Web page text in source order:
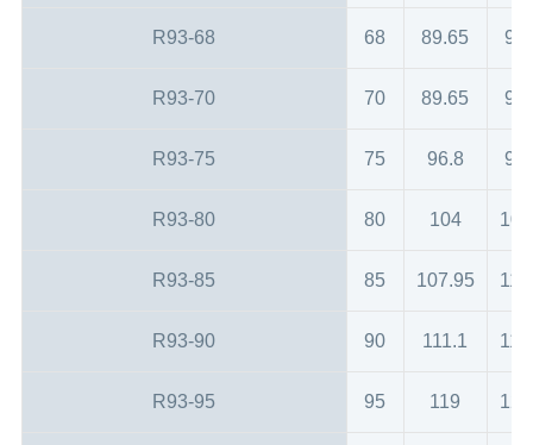
R93-68 68 89.65 90
R93-70 70 89.65 92
R93-75 75 96.8 97
R93-80 80 104 105
R93-85 85 107.95 110
R93-90 90 111.1 115
R93-95 95 119 120